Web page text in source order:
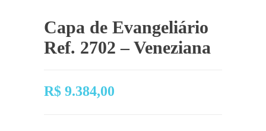
Capa de Evangeliário
Ref. 2702 – Veneziana
R$ 9.384,00